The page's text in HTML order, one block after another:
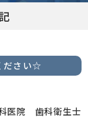
ださい☆
医院 歯科衛生士